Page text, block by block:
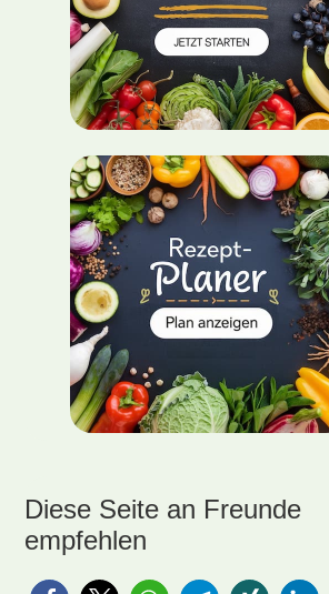
Diese Seite an Freunde
empfehlen